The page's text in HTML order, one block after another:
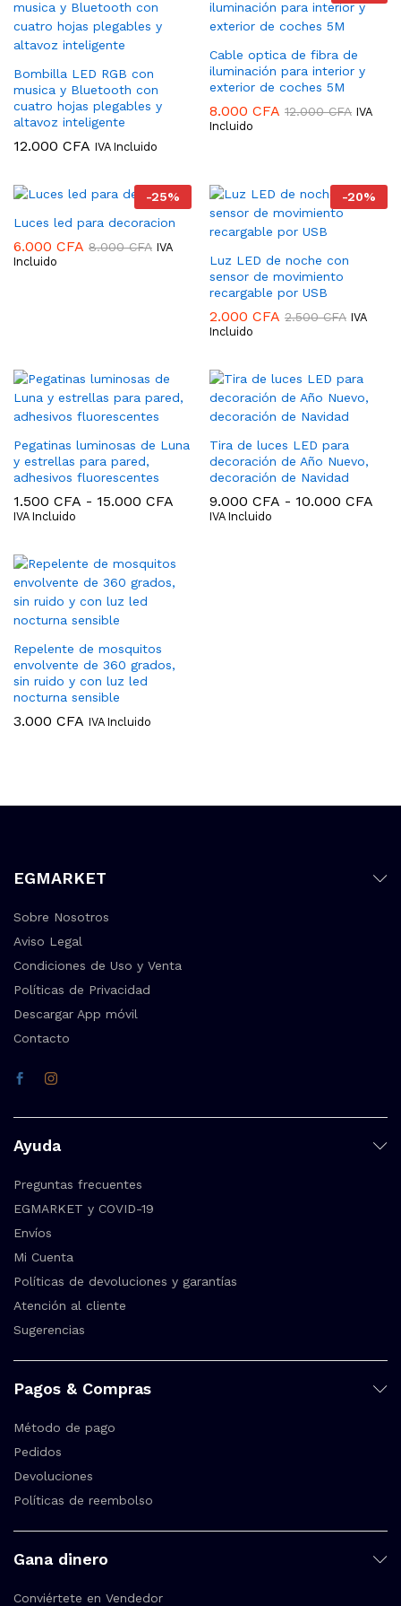
Bombilla LED RGB con
musica y Bluetooth con
cuatro hojas plegables y
altavoz inteligente
12.000 CFA IVA Incluido
Cable optica de fibra de
iluminación para interior y
exterior de coches 5M
8.000 CFA 12.000CFA IVA
Incluido
-25%
Luces led para decoracion
6.000 CFA 8.000CFA IVA
Incluido
-20%
Luz LED de noche con
sensor de movimiento
recargable por USB
2.000 CFA 2.500CFA IVA
Incluido
Pegatinas luminosas de Luna
y estrellas para pared,
adhesivos fluorescentes
1.500 CFA - 15.000 CFA Rango
1.500 CFA
hasta
15.000 CFA
IVA Incluido
Tira de luces LED para
decoración de Año Nuevo,
decoración de Navidad
9.000 CFA - 10.000 CFA
IVA Incluido
Repelente de mosquitos
envolvente de 360 grados,
sin ruido y con luz led
nocturna sensible
3.000 CFA IVA Incluido
EGMARKET
Sobre Nosotros
Aviso Legal
Condiciones de Uso y Venta
Políticas de Privacidad
Descargar App móvil
Contacto
Ayuda
Preguntas frecuentes
EGMARKET y COVID-19
Envíos
Mi Cuenta
Políticas de devoluciones y garantías
Atención al cliente
Sugerencias
Pagos & Compras
Método de pago
Pedidos
Devoluciones
Políticas de reembolso
Gana dinero
Conviértete en Vendedor